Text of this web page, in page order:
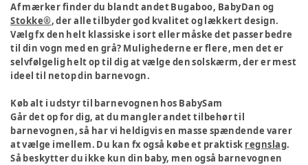
Af mærker finder du blandt andet Bugaboo, BabyDan og
Stokke®, der alle tilbyder god kvalitet og lækkert design.
Vælg fx den helt klassiske i sort eller måske det passer bedre
til din vogn med en grå? Mulighederne er flere, men det er
selvfølgelig helt op til dig at vælge den solskærm, der er mest
ideel til netop din barnevogn.
Køb alt i udstyr til barnevognen hos BabySam
Går det op for dig, at du mangler andet tilbehør til
barnevognen, så har vi heldigvis en masse spændende varer
at vælge imellem. Du kan fx også købe et praktisk regnslag.
Så beskytter du ikke kun din baby, men også barnevognen